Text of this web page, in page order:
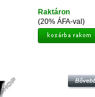
(20% ÁFA-val)
Raktáron